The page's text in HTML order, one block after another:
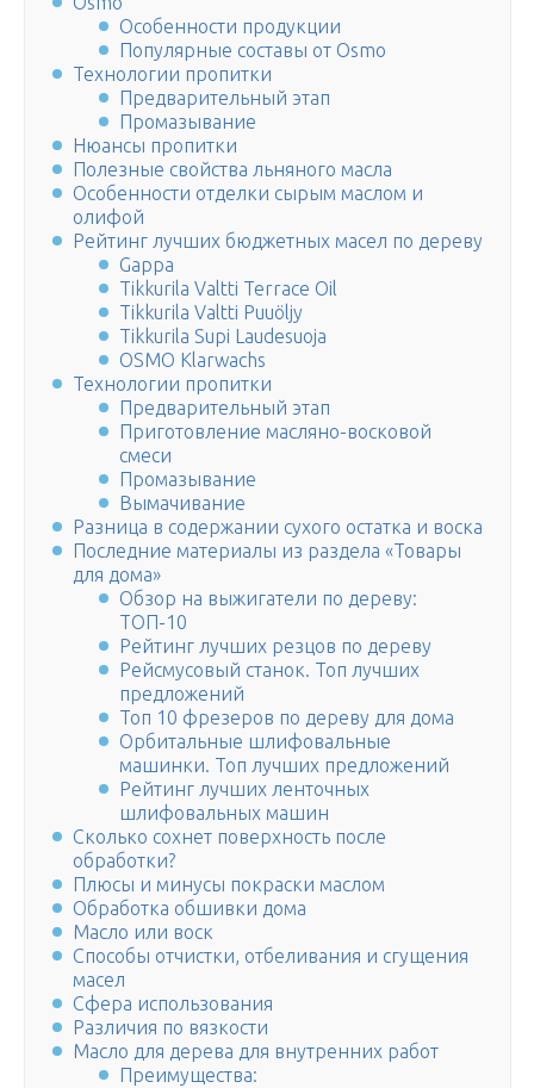
Особенности продукции
Популярные составы от Osmo
Технологии пропитки
Предварительный этап
Промазывание
Нюансы пропитки
Полезные свойства льняного масла
Особенности отделки сырым маслом и
олифой
Рейтинг лучших бюджетных масел по дереву
Gappa
Tikkurila Valtti Terrace Oil
Tikkurila Valtti Puuöljy
Tikkurila Supi Laudesuoja
OSMO Klarwachs
Технологии пропитки
Предварительный этап
Приготовление масляно-восковой
смеси
Промазывание
Вымачивание
Разница в содержании сухого остатка и воска
Последние материалы из раздела «Товары
для дома»
Обзор на выжигатели по дереву:
ТОП-10
Рейтинг лучших резцов по дереву
Рейсмусовый станок. Топ лучших
предложений
Топ 10 фрезеров по дереву для дома
Орбитальные шлифовальные
машинки. Топ лучших предложений
Рейтинг лучших ленточных
шлифовальных машин
Сколько сохнет поверхность после
обработки?
Плюсы и минусы покраски маслом
Обработка обшивки дома
Масло или воск
Способы отчистки, отбеливания и сгущения
масел
Сфера использования
Различия по вязкости
Масло для дерева для внутренних работ
Преимущества: